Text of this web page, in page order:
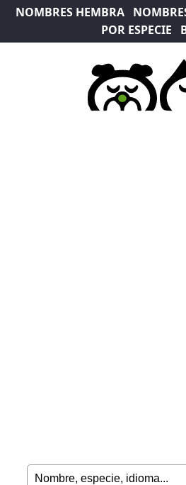
NOMBRES HEMBRA
POR ESPECIE